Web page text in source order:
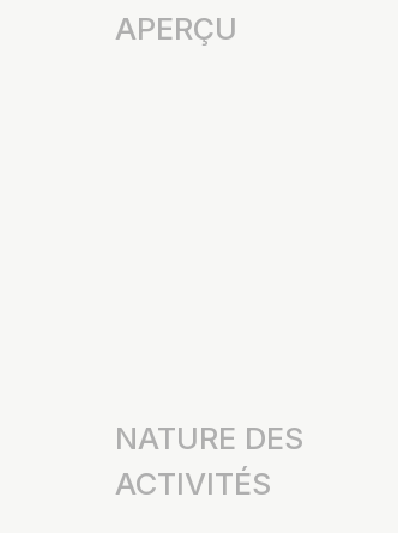
APERÇU
NATURE DES
ACTIVITÉS